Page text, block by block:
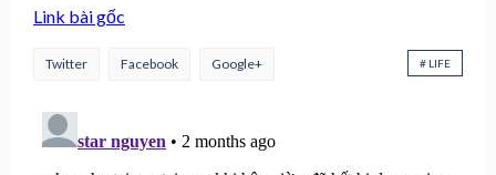
Link bài gốc
Twitter Facebook Google+ # LIFE